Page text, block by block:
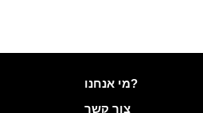
מי אנחנו?
צור קשר